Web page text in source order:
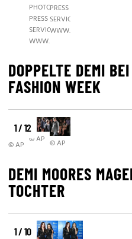
PHOTO
PRESS
SERVICE,
WWW.PHOTOPRESS.AT
PRESS
SERVICE,
WWW.PHOTOPRESS.AT
DOPPELTE DEMI
FASHION WEEK
1 / 12
© AP © AP © AP
DEMI MOORES
TOCHTER
1 / 10